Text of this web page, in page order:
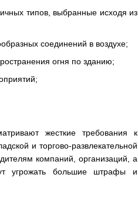
типов, выбранные исходя из
соединений в воздухе;
огня по зданию;
жесткие требования к
и торгово-развлекательной
компаний, организаций, а
угрожать большие штрафы и